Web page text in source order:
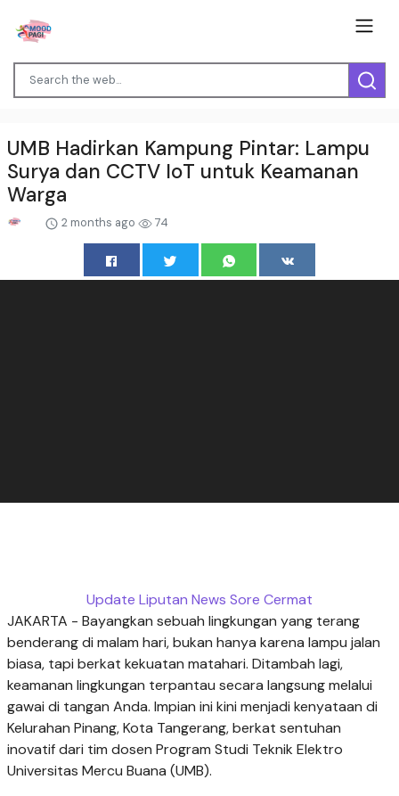
UMB Hadirkan Kampung Pintar: Lampu
Surya dan CCTV IoT untuk Keamanan
Warga
2 months ago 74
Update Liputan News Sore Cermat
JAKARTA - Bayangkan sebuah lingkungan yang terang
benderang di malam hari, bukan hanya karena lampu jalan
biasa, tapi berkat kekuatan matahari. Ditambah lagi,
keamanan lingkungan terpantau secara langsung melalui
gawai di tangan Anda. Impian ini kini menjadi kenyataan di
Kelurahan Pinang, Kota Tangerang, berkat sentuhan
inovatif dari tim dosen Program Studi Teknik Elektro
Universitas Mercu Buana (UMB).